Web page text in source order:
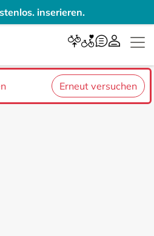
inserieren.
Erneut versuchen